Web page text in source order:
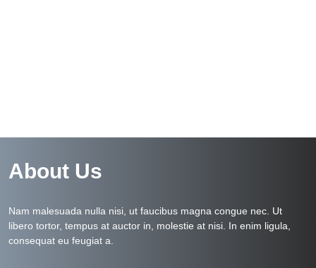
About Us
Nam malesuada nulla nisi, ut faucibus magna congue nec. Ut
libero tortor, tempus at auctor in, molestie at nisi. In enim ligula,
consequat eu feugiat a.